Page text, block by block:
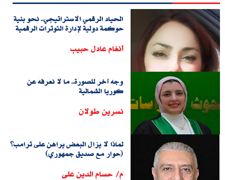
الحياد الرقمي الاستراتيجي.. نحو بنية
حوكمة دولية لإدارة التوترات الرقمية
أنغام عادل حبيب
وجه آخر للصورة.. ما لا نعرفه عن
كوريا الشمالية
نسرين طولان
لماذا لا يزال البعض يراهن على ترامب؟
(حوار مع صديق جمهوري)
م/ حسام الدين على